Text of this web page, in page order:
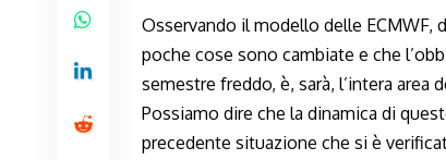
Osservando il modello delle ECMWF,
poche cose sono cambiate e che
semestre freddo, è, sarà, l’intera area
Possiamo dire che la dinamica di
precedente situazione che si è